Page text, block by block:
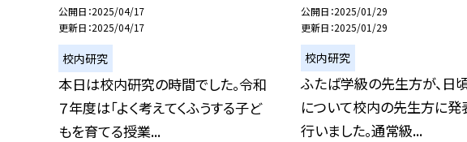
公開日 2025/04/17
更新日 2025/04/17
校内研究
本日は校内研究の時間でした。令和
７年度は「よく考えてくふうする子ど
もを育てる授業...
公開日 2025/01/29
更新日 2025/01/29
校内研究
ふたば学級の先生方が、日
について校内の先生方に発
行いました。通常級...